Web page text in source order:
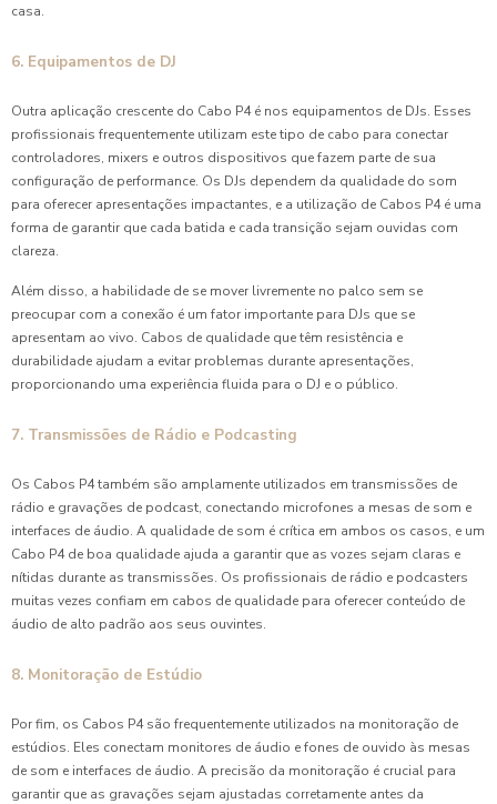
casa.
6. Equipamentos de DJ
Outra aplicação crescente do Cabo P4 é nos equipamentos de DJs. Esses
profissionais frequentemente utilizam este tipo de cabo para conectar
controladores, mixers e outros dispositivos que fazem parte de sua
configuração de performance. Os DJs dependem da qualidade do som
para oferecer apresentações impactantes, e a utilização de Cabos P4 é uma
forma de garantir que cada batida e cada transição sejam ouvidas com
clareza.
Além disso, a habilidade de se mover livremente no palco sem se
preocupar com a conexão é um fator importante para DJs que se
apresentam ao vivo. Cabos de qualidade que têm resistência e
durabilidade ajudam a evitar problemas durante apresentações,
proporcionando uma experiência fluida para o DJ e o público.
7. Transmissões de Rádio e Podcasting
Os Cabos P4 também são amplamente utilizados em transmissões de
rádio e gravações de podcast, conectando microfones a mesas de som e
interfaces de áudio. A qualidade de som é crítica em ambos os casos, e um
Cabo P4 de boa qualidade ajuda a garantir que as vozes sejam claras e
nítidas durante as transmissões. Os profissionais de rádio e podcasters
muitas vezes confiam em cabos de qualidade para oferecer conteúdo de
áudio de alto padrão aos seus ouvintes.
8. Monitoração de Estúdio
Por fim, os Cabos P4 são frequentemente utilizados na monitoração de
estúdios. Eles conectam monitores de áudio e fones de ouvido às mesas
de som e interfaces de áudio. A precisão da monitoração é crucial para
garantir que as gravações sejam ajustadas corretamente antes da